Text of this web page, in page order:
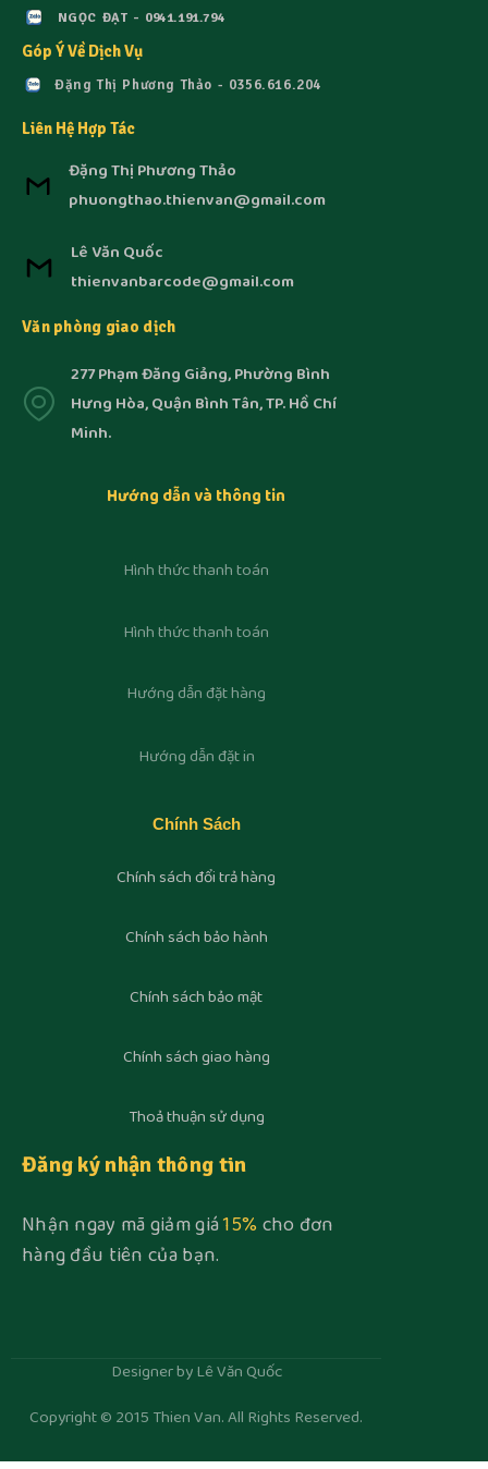
NGỌC ĐẠT - 0941.191.794
Góp Ý Về Dịch Vụ
Đặng Thị Phương Thảo - 0356.616.204
Liên Hệ Hợp Tác
Đặng Thị Phương Thảo
phuongthao.thienvan@gmail.com
Lê Văn Quốc
thienvanbarcode@gmail.com
Văn phòng giao dịch
277 Phạm Đăng Giảng, Phường Bình
Hưng Hòa, Quận Bình Tân, TP. Hồ Chí
Minh.
Hướng dẫn và thông tin
Hình thức thanh toán
Hình thức thanh toán
Hướng dẫn đặt hàng
Hướng dẫn đặt in
Chính Sách
Chính sách đổi trả hàng
Chính sách bảo hành
Chính sách bảo mật
Chính sách giao hàng
Thoả thuận sử dụng
Đăng ký nhận thông tin
Nhận ngay mã giảm giá15%cho đơn
hàng đầu tiên của bạn.
Designer by Lê Văn Quốc
Copyright © 2015 Thien Van. All Rights Reserved.